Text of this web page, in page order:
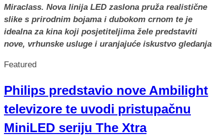
Miraclass. Nova linija LED zaslona pruža realistične
slike s prirodnim bojama i dubokom crnom te je
idealna za kina koji posjetiteljima žele predstaviti
nove, vrhunske usluge i uranjajuće iskustvo gledanja
Featured
Philips predstavio nove Ambilight
televizore te uvodi pristupačnu
MiniLED seriju The Xtra